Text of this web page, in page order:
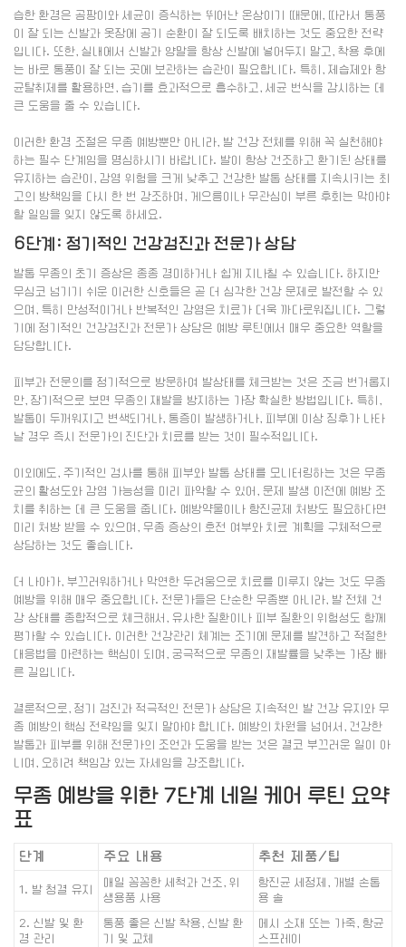
습한 환경은 곰팡이와 세균이 증식하는 뛰어난 온상이기 때문에, 따라서 통풍
이 잘 되는 신발과 옷장에 공기 순환이 잘 되도록 배치하는 것도 중요한 전략
입니다. 또한, 실내에서 신발과 양말을 항상 신발에 넣어두지 말고, 착용 후에
는 바로 통풍이 잘 되는 곳에 보관하는 습관이 필요합니다. 특히, 제습제와 항
균탈취제를 활용하면, 습기를 효과적으로 흡수하고, 세균 번식을 감시하는 데
큰 도움을 줄 수 있습니다.
이러한 환경 조절은 무좀 예방뿐만 아니라, 발 건강 전체를 위해 꼭 실천해야
하는 필수 단계임을 명심하시기 바랍니다. 발이 항상 건조하고 환기된 상태를
유지하는 습관이, 감염 위험을 크게 낮추고 건강한 발톱 상태를 지속시키는 최
고의 방책임을 다시 한 번 강조하며, 게으름이나 무관심이 부른 후회는 막아야
할 일임을 잊지 않도록 하세요.
6단계: 정기적인 건강검진과 전문가 상담
발톱 무좀의 초기 증상은 종종 경미하거나 쉽게 지나칠 수 있습니다. 하지만
무심코 넘기기 쉬운 이러한 신호들은 곧 더 심각한 건강 문제로 발전할 수 있
으며, 특히 만성적이거나 반복적인 감염은 치료가 더욱 까다로워집니다. 그렇
기에 정기적인 건강검진과 전문가 상담은 예방 루틴에서 매우 중요한 역할을
담당합니다.
피부과 전문의를 정기적으로 방문하여 발상태를 체크받는 것은 조금 번거롭지
만, 장기적으로 보면 무좀의 재발을 방지하는 가장 확실한 방법입니다. 특히,
발톱이 두꺼워지고 변색되거나, 통증이 발생하거나, 피부에 이상 징후가 나타
날 경우 즉시 전문가의 진단과 치료를 받는 것이 필수적입니다.
이외에도, 주기적인 검사를 통해 피부와 발톱 상태를 모니터링하는 것은 무좀
균의 활성도와 감염 가능성을 미리 파악할 수 있어, 문제 발생 이전에 예방 조
치를 취하는 데 큰 도움을 줍니다. 예방약물이나 항진균제 처방도 필요하다면
미리 처방 받을 수 있으며, 무좀 증상의 호전 여부와 치료 계획을 구체적으로
상담하는 것도 좋습니다.
더 나아가, 부끄러워하거나 막연한 두려움으로 치료를 미루지 않는 것도 무좀
예방을 위해 매우 중요합니다. 전문가들은 단순한 무좀뿐 아니라, 발 전체 건
강 상태를 종합적으로 체크해서, 유사한 질환이나 피부 질환의 위험성도 함께
평가할 수 있습니다. 이러한 건강관리 체계는 조기에 문제를 발견하고 적절한
대응법을 마련하는 핵심이 되며, 궁극적으로 무좀의 재발률을 낮추는 가장 빠
른 길입니다.
결론적으로, 정기 검진과 적극적인 전문가 상담은 지속적인 발 건강 유지와 무
좀 예방의 핵심 전략임을 잊지 말아야 합니다. 예방의 차원을 넘어서, 건강한
발톱과 피부를 위해 전문가의 조언과 도움을 받는 것은 결코 부끄러운 일이 아
니며, 오히려 책임감 있는 자세임을 강조합니다.
무좀 예방을 위한 7단계 네일 케어 루틴 요약
표
단계 주요 내용 추천 제품/팁
1. 발 청결 유지
매일 꼼꼼한 세척과 건조, 위
생용품 사용
항진균 세정제, 개별 손톱
용 솔
2. 신발 및 환
경 관리
통풍 좋은 신발 착용, 신발 환
기 및 교체
메시 소재 또는 가죽, 항균
스프레이